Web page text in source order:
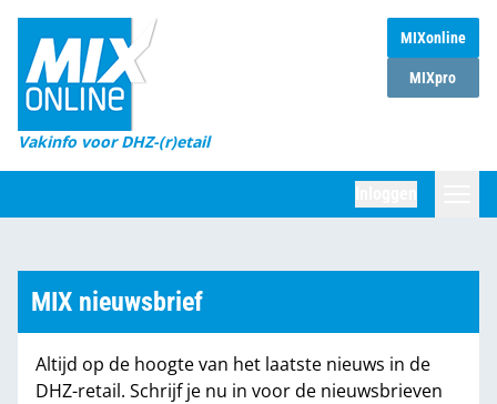
MIXonline
MIXpro
Vakinfo voor DHZ-(r)etail
Home
Magazines
DHZ Sessie
Marktcijfers
Partners
MIX nieuwsbrief
Altijd op de hoogte van het laatste nieuws in de
DHZ-retail. Schrijf je nu in voor de nieuwsbrieven